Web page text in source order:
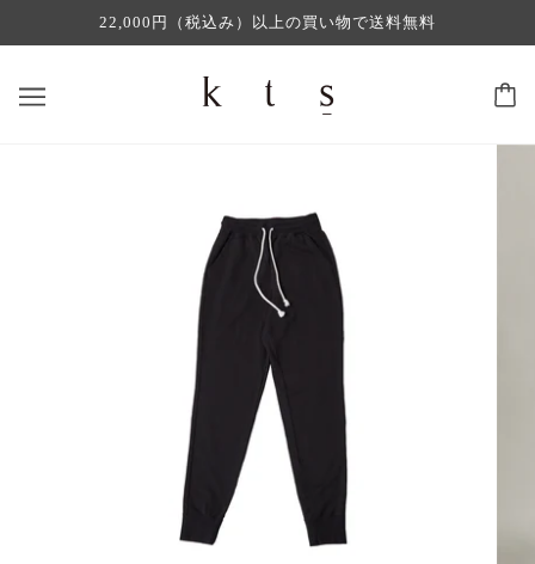
22,000円（税込み）以上の買い物で送料無料